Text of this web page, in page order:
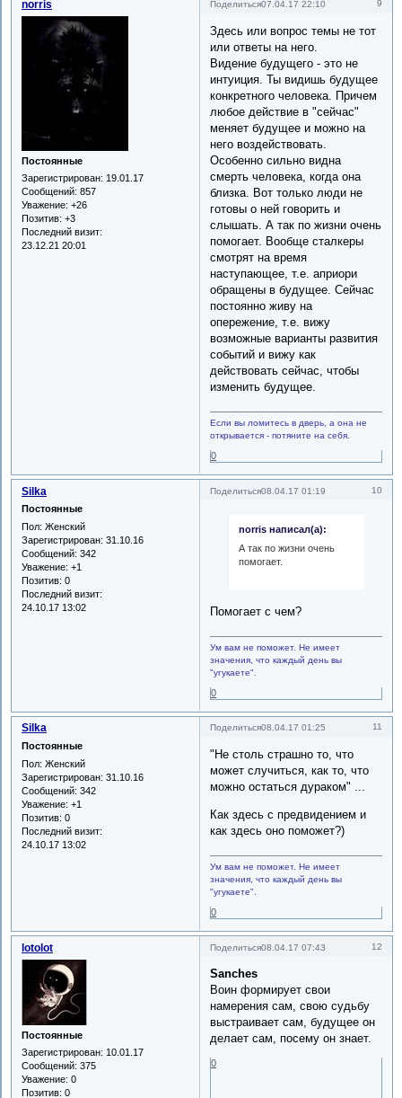
Поделиться 9
07.04.17 22:10
norris
Постоянные
Зарегистрирован: 19.01.17
Сообщений: 857
Уважение: +26
Позитив: +3
Последний визит:
23.12.21 20:01
Здесь или вопрос темы не тот
или ответы на него.
Видение будущего - это не
интуиция. Ты видишь будущее
конкретного человека. Причем
любое действие в "сейчас"
меняет будущее и можно на
него воздействовать.
Особенно сильно видна
смерть человека, когда она
близка. Вот только люди не
готовы о ней говорить и
слышать. А так по жизни очень
помогает. Вообще сталкеры
смотрят на время
наступающее, т.е. априори
обращены в будущее. Сейчас
постоянно живу на
опережение, т.е. вижу
возможные варианты развития
событий и вижу как
действовать сейчас, чтобы
изменить будущее.
Если вы ломитесь в дверь, а она не
открывается - потяните на себя.
0
Поделиться 10
08.04.17 01:19
Silka
Постоянные
Пол: Женский
Зарегистрирован: 31.10.16
Сообщений: 342
Уважение: +1
Позитив: 0
Последний визит:
24.10.17 13:02
norris написал(а):
А так по жизни очень
помогает.
Помогает с чем?
Ум вам не поможет. Не имеет
значения, что каждый день вы
"угукаете".
0
Поделиться 11
08.04.17 01:25
Silka
Постоянные
Пол: Женский
Зарегистрирован: 31.10.16
Сообщений: 342
Уважение: +1
Позитив: 0
Последний визит:
24.10.17 13:02
"Не столь страшно то, что
может случиться, как то, что
можно остаться дураком" ...
Как здесь с предвидением и
как здесь оно поможет?)
Ум вам не поможет. Не имеет
значения, что каждый день вы
"угукаете".
0
Поделиться 12
08.04.17 07:43
lotolot
Постоянные
Зарегистрирован: 10.01.17
Сообщений: 375
Уважение: 0
Позитив: 0
Sanches
Воин формирует свои
намерения сам, свою судьбу
выстраивает сам, будущее он
делает сам, посему он знает.
0